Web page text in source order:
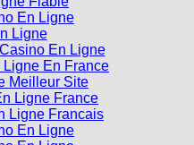
En Ligne
Ligne
En Ligne
En France
Meilleur Site
Ligne France
Ligne Francais
En Ligne
En Ligne